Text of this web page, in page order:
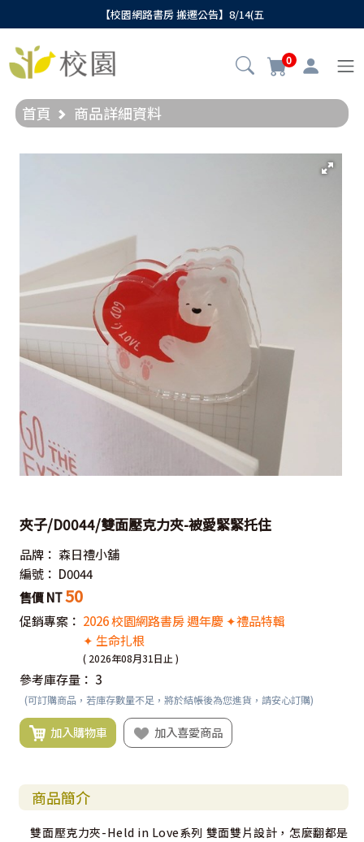
【校園網路書房 搬遷公告】8/14(五
0
首頁 商品詳細資料
夾子/D0044/雙面壓克力夾-被愛緊緊托住
品牌： 森日禮小舖
編號： D0044
售價 NT50
促銷專案： 2026 校園網路書房 週年慶 ✦禮品特輯
✦ 生命扎根
( 2026年08月31日止 )
參考庫存量： 3
(可訂購商品，若庫存數量不足，將於結帳後為您進貨，請安心訂購)
加入購物車 加入喜愛商品
商品簡介
雙面壓克力夾-Held in Love系列 雙面雙片設計，怎麼翻都是